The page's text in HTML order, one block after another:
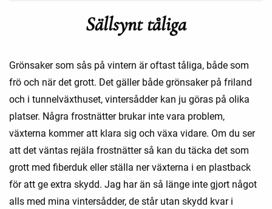
Sällsynt tåliga
Grönsaker som sås på vintern är oftast tåliga, både som
frö och när det grott. Det gäller både grönsaker på friland
och i tunnelväxthuset, vintersådder kan ju göras på olika
platser. Några frostnätter brukar inte vara problem,
växterna kommer att klara sig och växa vidare. Om du ser
att det väntas rejäla frostnätter så kan du täcka det som
grott med fiberduk eller ställa ner växterna i en plastback
för att ge extra skydd. Jag har än så länge inte gjort något
alls med mina vintersådder, de står utan skydd kvar i